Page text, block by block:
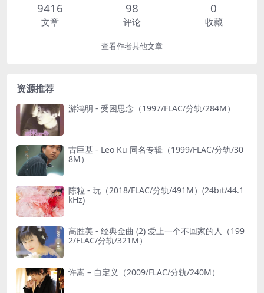
9416
文章
98
评论
0
收藏
查看作者其他文章
资源推荐
游鸿明 - 受困思念（1997/FLAC/分轨/284M）
古巨基 - Leo Ku 同名专辑（1999/FLAC/分轨/30
8M）
陈粒 - 玩（2018/FLAC/分轨/491M）(24bit/44.1
kHz)
高胜美 - 经典金曲 (2) 爱上一个不回家的人（199
2/FLAC/分轨/321M）
许嵩 – 自定义（2009/FLAC/分轨/240M）